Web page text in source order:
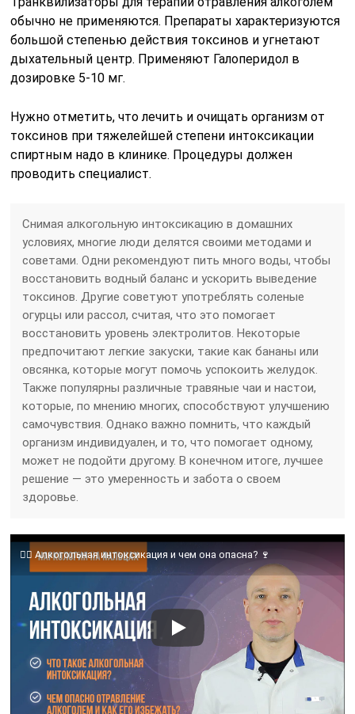
обычно не применяются. Препараты характеризуются
большой степенью действия токсинов и угнетают
дыхательный центр. Применяют Галоперидол в
дозировке 5-10 мг.
Нужно отметить, что лечить и очищать организм от
токсинов при тяжелейшей степени интоксикации
спиртным надо в клинике. Процедуры должен
проводить специалист.
Снимая алкогольную интоксикацию в домашних
условиях, многие люди делятся своими методами и
советами. Одни рекомендуют пить много воды, чтобы
восстановить водный баланс и ускорить выведение
токсинов. Другие советуют употреблять соленые
огурцы или рассол, считая, что это помогает
восстановить уровень электролитов. Некоторые
предпочитают легкие закуски, такие как бананы или
овсянка, которые могут помочь успокоить желудок.
Также популярны различные травяные чаи и настои,
которые, по мнению многих, способствуют улучшению
самочувствия. Однако важно помнить, что каждый
организм индивидуален, и то, что помогает одному,
может не подойти другому. В конечном итоге, лучшее
решение — это умеренность и забота о своем
здоровье.
👨‍⚕️ Алкогольная интоксикация и чем она опасна? 🍷